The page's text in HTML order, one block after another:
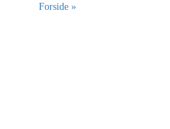
Forside »